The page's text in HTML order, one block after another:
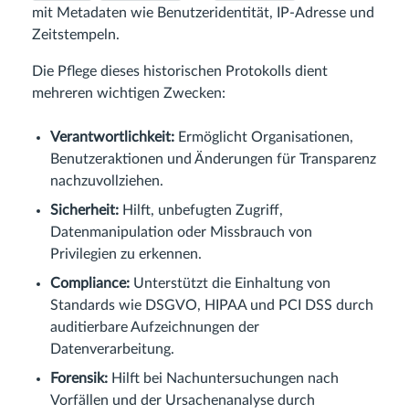
mit Metadaten wie Benutzeridentität, IP-Adresse und
Zeitstempeln.
Die Pflege dieses historischen Protokolls dient
mehreren wichtigen Zwecken:
Verantwortlichkeit: Ermöglicht Organisationen,
Benutzeraktionen und Änderungen für Transparenz
nachzuvollziehen.
Sicherheit: Hilft, unbefugten Zugriff,
Datenmanipulation oder Missbrauch von
Privilegien zu erkennen.
Compliance: Unterstützt die Einhaltung von
Standards wie DSGVO, HIPAA und PCI DSS durch
auditierbare Aufzeichnungen der
Datenverarbeitung.
Forensik: Hilft bei Nachuntersuchungen nach
Vorfällen und der Ursachenanalyse durch